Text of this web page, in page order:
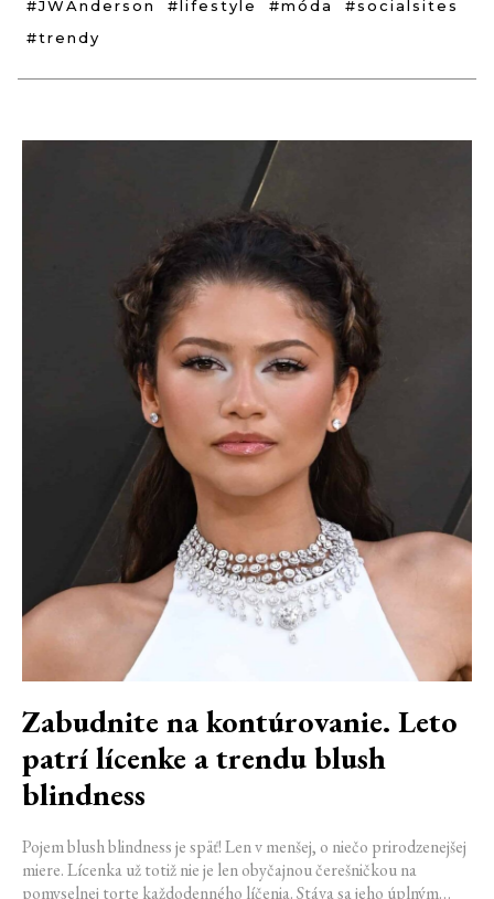
#JWAnderson
#lifestyle #móda
#socialsites
#trendy
Zabudnite na kontúrovanie. Leto
patrí lícenke a trendu blush
blindness
Pojem blush blindness je späť! Len v menšej, o niečo prirodzenejšej
miere. Lícenka už totiž nie je len obyčajnou čerešničkou na
pomyselnej torte každodenného líčenia. Stáva sa jeho úplným